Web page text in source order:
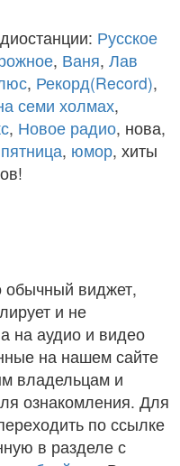
Русское
, Ваня, Лав
, Рекорд(Record),
семи холмах,
, Новое радио, нова,
, юмор, хиты
обычный виджет,
и не
на аудио и видео
на нашем сайте
владельцам и
ознакомления. Для
по ссылке
в разделе с